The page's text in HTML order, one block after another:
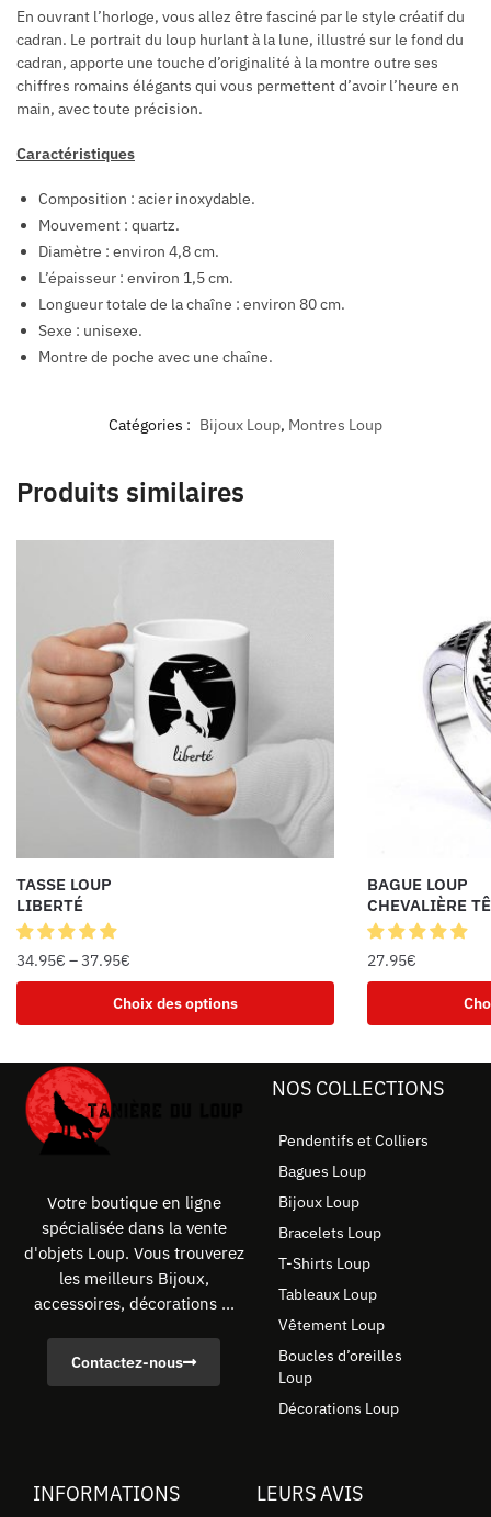
En ouvrant l’horloge, vous allez être fasciné par le style créatif du
cadran. Le portrait du loup hurlant à la lune, illustré sur le fond du
cadran, apporte une touche d’originalité à la montre outre ses
chiffres romains élégants qui vous permettent d’avoir l’heure en
main, avec toute précision.
Caractéristiques
Composition : acier inoxydable.
Mouvement : quartz.
Diamètre : environ 4,8 cm.
L’épaisseur : environ 1,5 cm.
Longueur totale de la chaîne : environ 80 cm.
Sexe : unisexe.
Montre de poche avec une chaîne.
Catégories : Bijoux Loup, Montres Loup
Produits similaires
TASSE LOUP
LIBERTÉ
34.95€ –37.95€
Choix des options
BAGUE LOUP
CHEVALIÈRE
27.95€
Votre boutique en ligne
spécialisée dans la vente
d'objets Loup. Vous trouverez
les meilleurs Bijoux,
accessoires, décorations ...
Contactez-nous
NOS COLLECTIONS
Pendentifs et Colliers
Bagues Loup
Bijoux Loup
Bracelets Loup
T-Shirts Loup
Tableaux Loup
Vêtement Loup
Boucles d’oreilles
Loup
Décorations Loup
INFORMATIONS LEURS AVIS